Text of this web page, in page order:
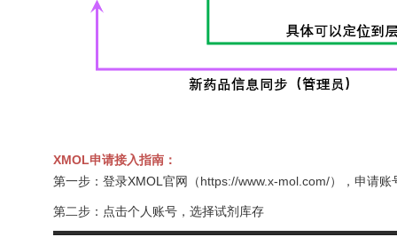
XMOL申请接入指南：
第一步：登录XMOL官网（https://www.x-mol.com/），申请账
第二步：点击个人账号，选择试剂库存